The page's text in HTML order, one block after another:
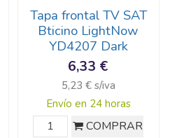
Tapa frontal TV SAT
Bticino LightNow
YD4207 Dark
6,33 €
5,23 € s/iva
Envío en 24 horas
COMPRAR